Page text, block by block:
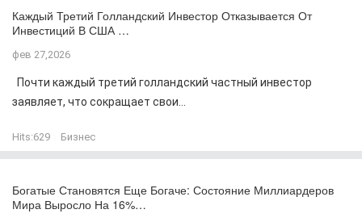
Каждый Третий Голландский Инвестор Отказывается От
Инвестиций В США …
фев 27,2026
Почти каждый третий голландский частный инвестор
заявляет, что сокращает свои...
Hits:629 Бизнес
Богатые Становятся Еще Богаче: Состояние Миллиардеров
Мира Выросло На 16%…